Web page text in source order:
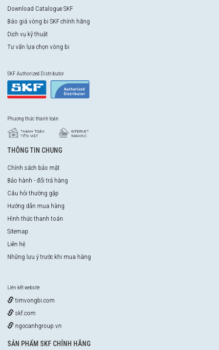
Download Catalogue SKF
Báo giá vòng bi SKF chính hãng
Dịch vụ kỹ thuật
Tư vấn lựa chọn vòng bi
SKF Authorized Distributor
Phương thức thanh toán
THÔNG TIN CHUNG
Chính sách bảo mật
Bảo hành - đổi trả hàng
Câu hỏi thường gặp
Hướng dẫn mua hàng
Hình thức thanh toán
Sitemap
Liên hệ
Những lưu ý trước khi mua hàng
Liên kết website
timvongbi.com
skf.com
ngocanhgroup.vn
SẢN PHẨM SKF CHÍNH HÃNG